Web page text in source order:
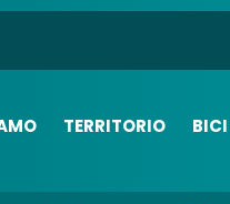
TERRITORIO BICI